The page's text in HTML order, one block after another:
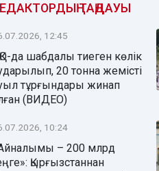
ТАҢДАУЫ
12:45
да шабдалы тиеген көлік
20 тонна жемісті
тұрғындары жинап
(ВИДЕО)
10:24
– 200 млрд
Қырғызстаннан